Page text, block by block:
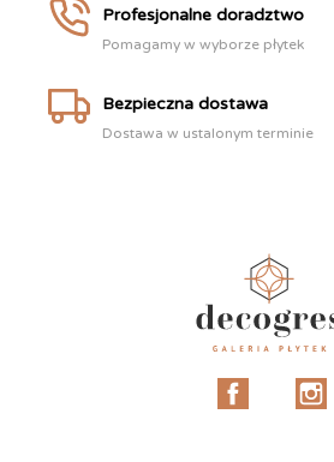
Profesjonalne doradztwo
Pomagamy w wyborze płytek
Bezpieczna dostawa
Dostawa w ustalonym terminie
Facebook